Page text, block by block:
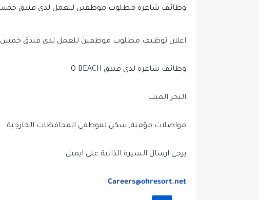
وظائف شاغرة مطلوب موظفين للعمل لدى فندق
اعلان توظيف مطلوب موظفين للعمل لدى فندق خمس
وظائف شاغرة لدى فندق O BEACH
البحر الميت
مواصلات مؤمنة, سكن لموظفي المحافظات الخارجية
يرجى ارسال السيرة الذاتية على ايميل:
Careers@ohresort.net